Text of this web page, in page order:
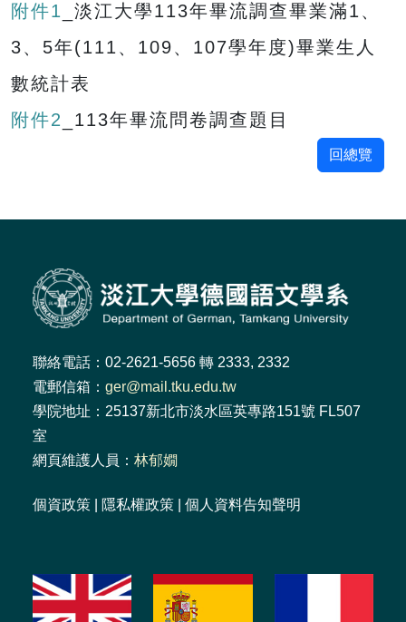
附件1
_淡江大學113年畢流調查畢業滿1、
3、5年(111、109、107學年度)畢業生人
數統計表
附件2
_113年畢流問卷調查題目
回總覽
聯絡電話：02-2621-5656 轉 2333, 2332
電郵信箱： ger@mail.tku.edu.tw
學院地址：25137新北市淡水區英專路151號 FL507
室
網頁維護人員： 林郁嫺
個資政策 隱私權政策 個人資料告知聲明